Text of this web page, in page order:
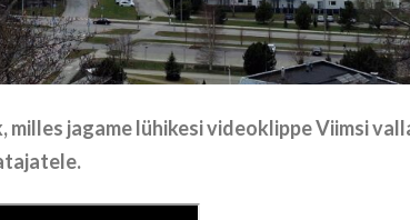
jagame lühikesi videoklippe Viimsi